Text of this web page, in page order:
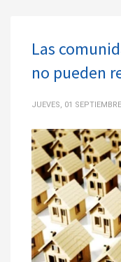
Las
no pueden
JUEVES, 01